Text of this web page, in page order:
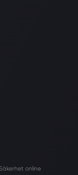
online